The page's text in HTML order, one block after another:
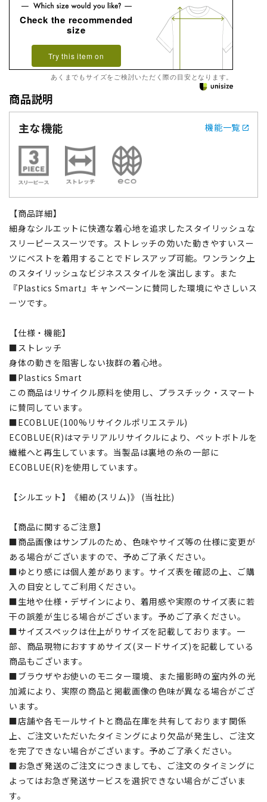
Check the recommended
size
Try this item on
あくまでもサイズをご検討いただく際の目安となります。
商品説明
主な機能
機能一覧
【商品詳細】
細身なシルエットに快適な着心地を追求したスタイリッシュな
スリーピーススーツです。ストレッチの効いた動きやすいスー
ツにベストを着用することでドレスアップ可能。ワンランク上
のスタイリッシュなビジネススタイルを演出します。また
『Plastics Smart』キャンペーンに賛同した環境にやさしいス
ーツです。
【仕様・機能】
■ストレッチ
身体の動きを阻害しない抜群の着心地。
■Plastics Smart
この商品はリサイクル原料を使用し、プラスチック・スマート
に賛同しています。
■ECOBLUE(100%リサイクルポリエステル)
ECOBLUE(R)はマテリアルリサイクルにより、ペットボトルを
繊維へと再生しています。当製品は裏地の糸の一部に
ECOBLUE(R)を使用しています。
【シルエット】《細め(スリム)》 (当社比)
【商品に関するご注意】
■商品画像はサンプルのため、色味やサイズ等の仕様に変更が
ある場合がございますので、予めご了承ください。
■ゆとり感には個人差があります。サイズ表を確認の上、ご購
入の目安としてご利用ください。
■生地や仕様・デザインにより、着用感や実際のサイズ表に若
干の誤差が生じる場合がございます。予めご了承ください。
■サイズスペックは仕上がりサイズを記載しております。一
部、商品現物におすすめサイズ(ヌードサイズ)を記載している
商品もございます。
■ブラウザやお使いのモニター環境、また撮影時の室内外の光
加減により、実際の商品と掲載画像の色味が異なる場合がござ
います。
■店舗や各モールサイトと商品在庫を共有しております関係
上、ご注文いただいたタイミングにより欠品が発生し、ご注文
を完了できない場合がございます。予めご了承ください。
■お急ぎ発送のご注文につきましても、ご注文のタイミングに
よってはお急ぎ発送サービスを選択できない場合がございま
す。